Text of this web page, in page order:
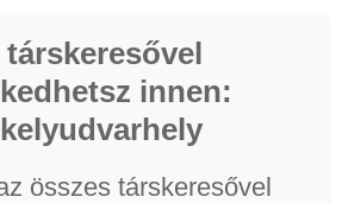
innen:
összes társkeresővel